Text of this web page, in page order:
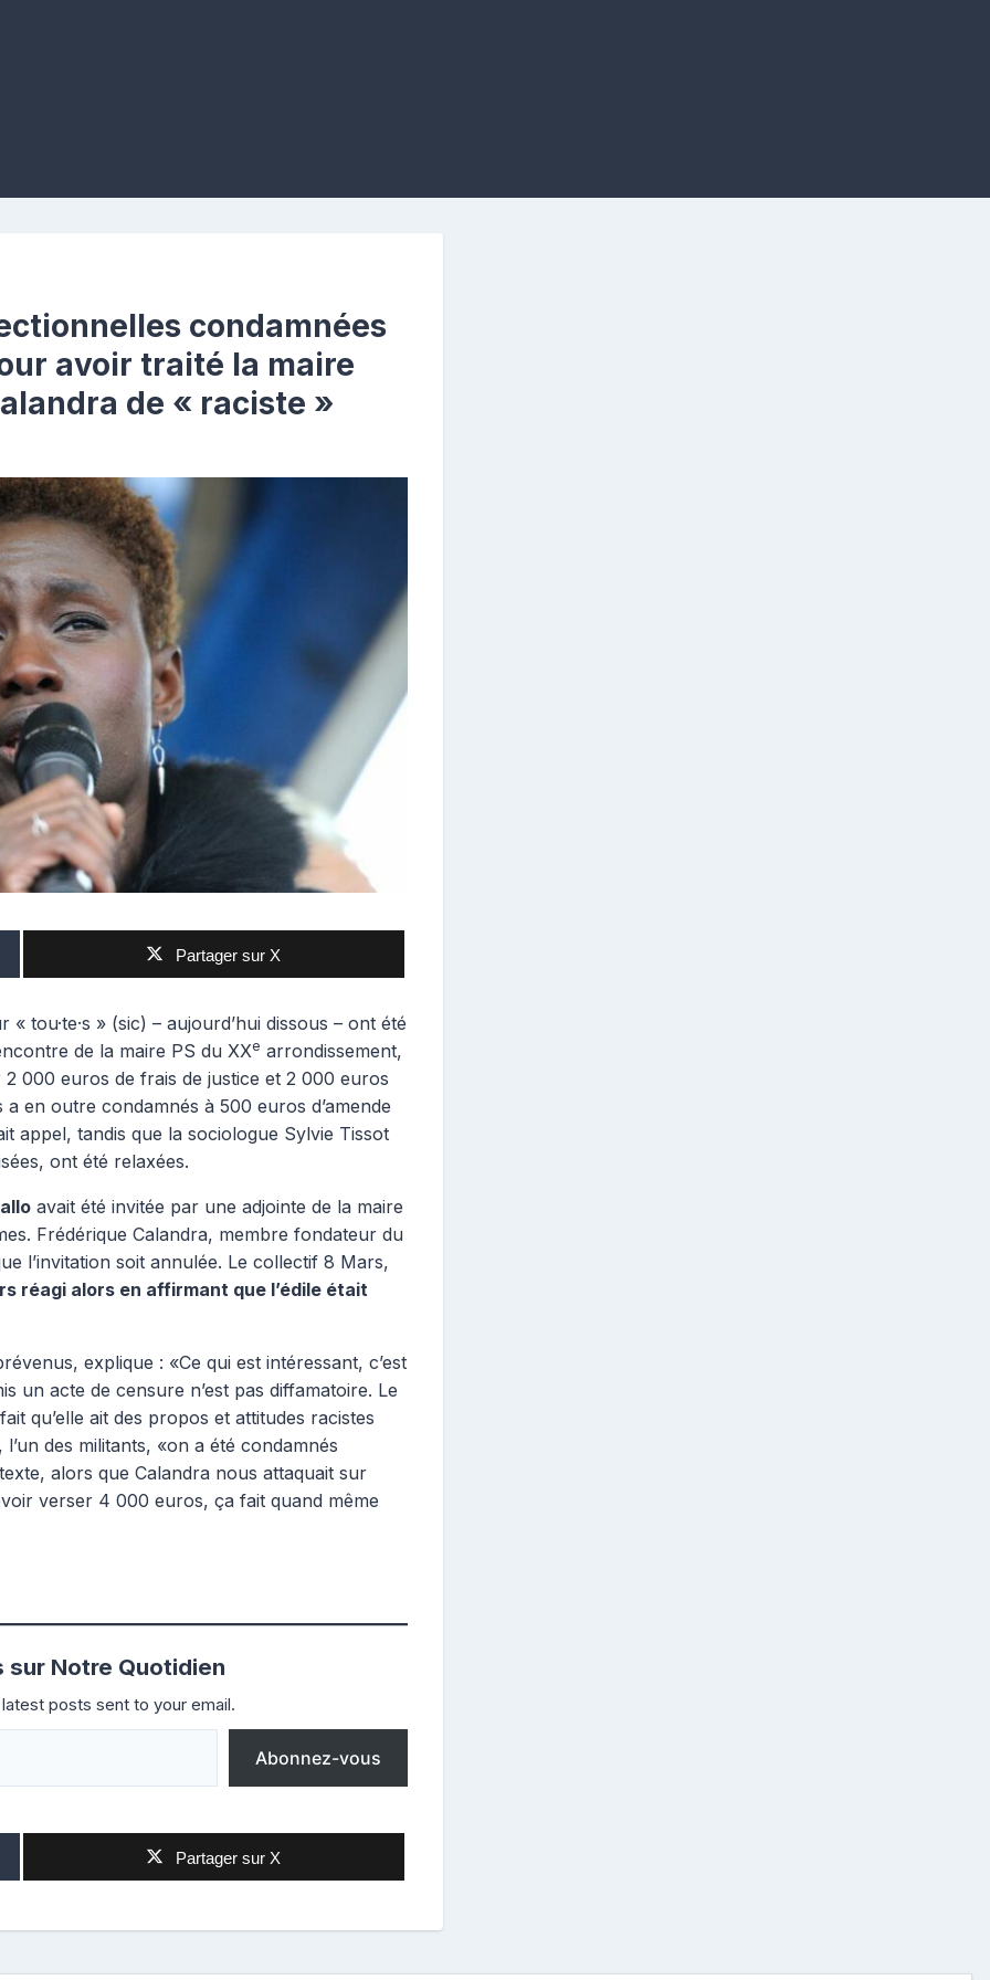
condamnées
avoir traité la maire
de « raciste »
Partager sur X
tou·te·s » (sic) – aujourd’hui dissous – ont été
de la maire PS du XXe arrondissement,
000 euros de frais de justice et 2 000 euros
en outre condamnés à 500 euros d’amende
appel, tandis que la sociologue Sylvie Tissot
ont été relaxées.
avait été invitée par une adjointe de la maire
Frédérique Calandra, membre fondateur du
l’invitation soit annulée. Le collectif 8 Mars,
réagi alors en affirmant que l’édile était
explique : «Ce qui est intéressant, c’est
un acte de censure n’est pas diffamatoire. Le
qu’elle ait des propos et attitudes racistes
des militants, «on a été condamnés
alors que Calandra nous attaquait sur
verser 4 000 euros, ça fait quand même
sur Notre Quotidien
posts sent to your email.
Abonnez-vous
Partager sur X